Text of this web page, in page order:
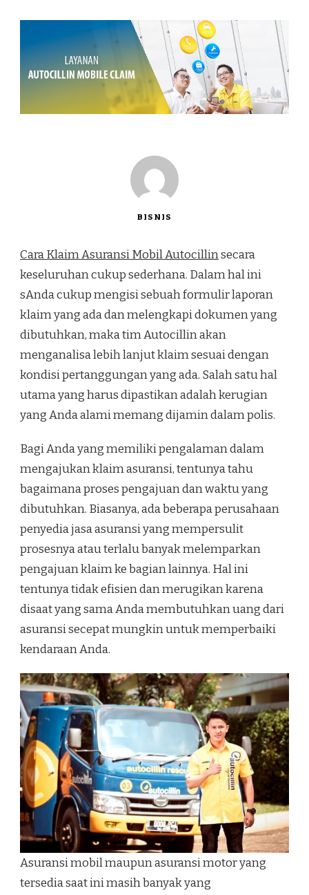
BISNIS
Cara Klaim Asuransi Mobil Autocillinsecara
keseluruhan cukup sederhana. Dalam hal ini
sAnda cukup mengisi sebuah formulir laporan
klaim yang ada dan melengkapi dokumen yang
dibutuhkan, maka tim Autocillin akan
menganalisa lebih lanjut klaim sesuai dengan
kondisi pertanggungan yang ada. Salah satu hal
utama yang harus dipastikan adalah kerugian
yang Anda alami memang dijamin dalam polis.
Bagi Anda yang memiliki pengalaman dalam
mengajukan klaim asuransi, tentunya tahu
bagaimana proses pengajuan dan waktu yang
dibutuhkan. Biasanya, ada beberapa perusahaan
penyedia jasa asuransi yang mempersulit
prosesnya atau terlalu banyak melemparkan
pengajuan klaim ke bagian lainnya. Hal ini
tentunya tidak efisien dan merugikan karena
disaat yang sama Anda membutuhkan uang dari
asuransi secepat mungkin untuk memperbaiki
kendaraan Anda.
Asuransi mobil maupun asuransi motor yang
tersedia saat ini masih banyak yang